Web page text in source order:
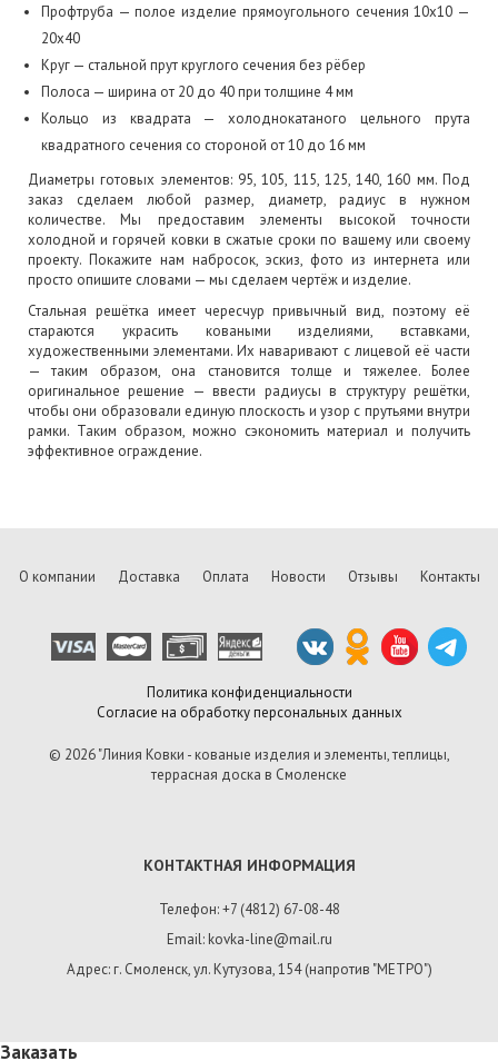
Профтруба — полое изделие прямоугольного сечения 10х10 —
20х40
Круг — стальной прут круглого сечения без рёбер
Полоса — ширина от 20 до 40 при толщине 4 мм
Кольцо из квадрата — холоднокатаного цельного прута
квадратного сечения со стороной от 10 до 16 мм
Диаметры готовых элементов: 95, 105, 115, 125, 140, 160 мм. Под
заказ сделаем любой размер, диаметр, радиус в нужном
количестве. Мы предоставим элементы высокой точности
холодной и горячей ковки в сжатые сроки по вашему или своему
проекту. Покажите нам набросок, эскиз, фото из интернета или
просто опишите словами — мы сделаем чертёж и изделие.
Стальная решётка имеет чересчур привычный вид, поэтому её
стараются украсить коваными изделиями, вставками,
художественными элементами. Их наваривают с лицевой её части
— таким образом, она становится толще и тяжелее. Более
оригинальное решение — ввести радиусы в структуру решётки,
чтобы они образовали единую плоскость и узор с прутьями внутри
рамки. Таким образом, можно сэкономить материал и получить
эффективное ограждение.
О компании Доставка Оплата Новости Отзывы Контакты
Политика конфиденциальности
Согласие на обработку персональных данных
© 2026 "Линия Ковки - кованые изделия и элементы, теплицы,
террасная доска в Смоленске
КОНТАКТНАЯ ИНФОРМАЦИЯ
Телефон: +7 (4812) 67-08-48
Email: kovka-line@mail.ru
Адрес: г. Смоленск, ул. Кутузова, 154 (напротив "МЕТРО")
Заказать